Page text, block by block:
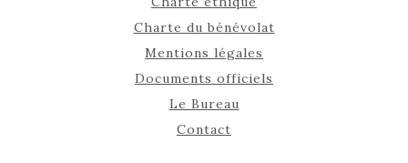
Charte du bénévolat
Mentions légales
Documents officiels
Le Bureau
Contact